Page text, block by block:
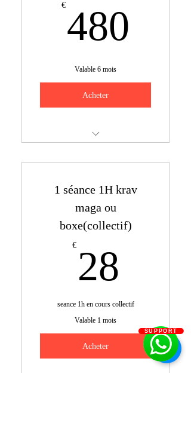
€ 480
Valable 6 mois
Acheter
1 séance 1H krav
maga ou
boxe(collectif)
€ 28
seance 1h en cours collectif
Valable 1 mois
Acheter
SUPPORT